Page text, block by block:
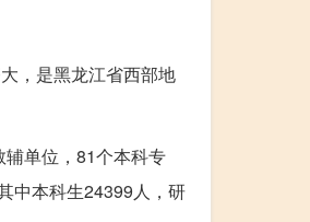
，是黑龙江省西部地
单位，81个本科专
中本科生24399人，研